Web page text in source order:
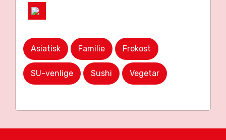
Asiatisk Familie Frokost
SU-venlige Sushi Vegetar